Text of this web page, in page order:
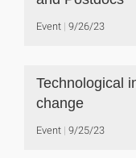
Event 9/26/23
Technological
change
Event 9/25/23